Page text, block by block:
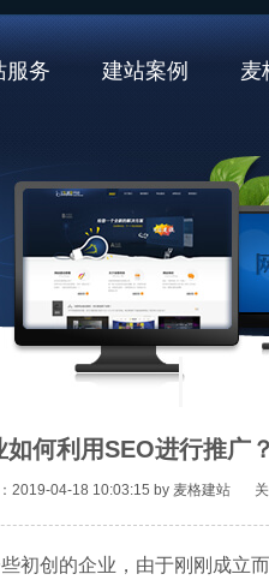
服务 建站案例 麦
如何利用SEO进行推广
2019-04-18 10:03:15 by 麦格建站
初创的企业，由于刚刚成立